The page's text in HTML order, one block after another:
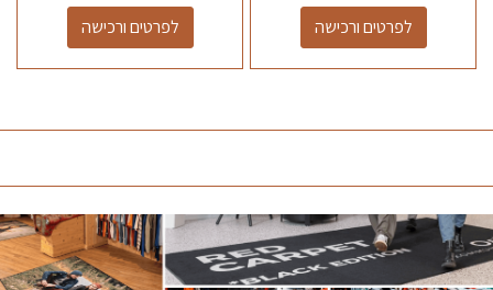
לפרטים ורכישה לפרטים ורכישה